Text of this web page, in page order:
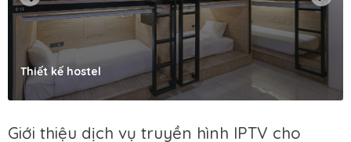
Thiết kế hostel
Giới thiệu dịch vụ truyền hình IPTV cho